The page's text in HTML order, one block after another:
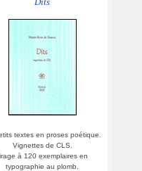
textes en proses poétique.
Vignettes de CLS.
à 120 exemplaires en
typographie au plomb.